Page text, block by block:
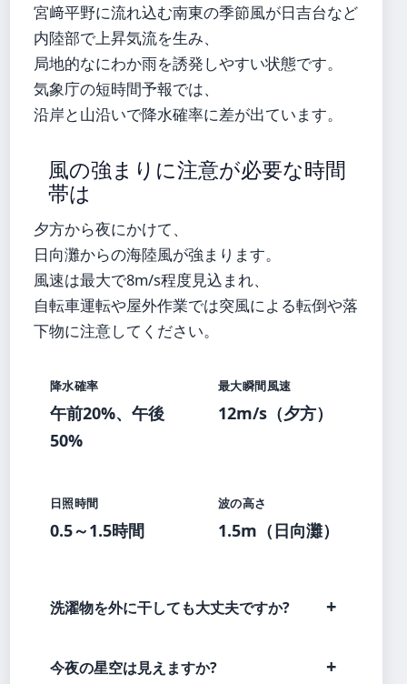
宮﨑平野に流れ込む南東の季節風が日吉台など
内陸部で上昇気流を生み、
局地的なにわか雨を誘発しやすい状態です。
気象庁の短時間予報では、
沿岸と山沿いで降水確率に差が出ています。
風の強まりに注意が必要な時間
帯は
夕方から夜にかけて、
日向灘からの海陸風が強まります。
風速は最大で8m/s程度見込まれ、
自転車運転や屋外作業では突風による転倒や落
下物に注意してください。
降水確率
午前20%、午後
50%
最大瞬間風速
12m/s（夕方）
日照時間
0.5～1.5時間
波の高さ
1.5m（日向灘）
洗濯物を外に干しても大丈夫ですか?
今夜の星空は見えますか?